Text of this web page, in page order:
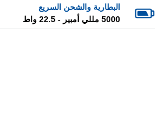
البطارية والشحن السريع
5000 مللي أمبير - 22.5 واط